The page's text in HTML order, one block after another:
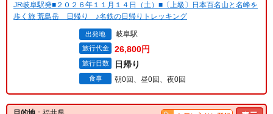
JR岐阜駅発■２０２６年１１月１４日（土）■〔上級〕日本百名山と名峰を
歩く旅 荒島岳 日帰り ♪名鉄の日帰りトレッキング
出発地 岐阜駅
旅行代金 26,800円
旅行日数 日帰り
食事 朝0回、昼0回、夜0回